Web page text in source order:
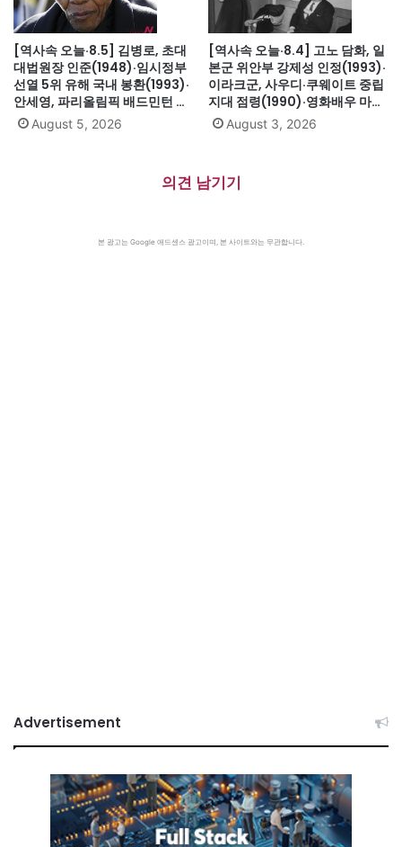
[역사속 오늘·8.5] 김병로, 초대
대법원장 인준(1948)·임시정부
선열 5위 유해 국내 봉환(1993)·
안세영, 파리올림픽 배드민턴 여
자단식 금메달(2024)·하시나 방
글라데시 총리 인도 망명
August 5, 2026
[역사속 오늘·8.4] 고노 담화, 일
본군 위안부 강제성 인정(1993)·
이라크군, 사우디·쿠웨이트 중립
지대 점령(1990)·영화배우 마릴
린 먼로 의문의 죽음(1962)
August 3, 2026
의견 남기기
본 광고는 Google 애드센스 광고이며, 본 사이트와는 무관합니다.
Advertisement